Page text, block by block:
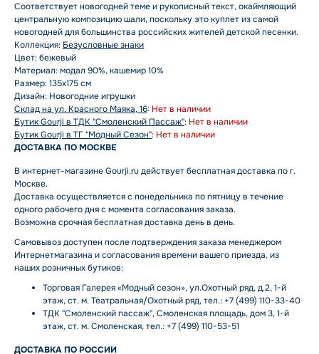
Соответствует новогодней теме и рукописный текст, окаймляющий
центральную композицию шали, поскольку это куплет из самой
новогодней для большинства российских жителей детской песенки.
Коллекция: Безусловные знаки
Цвет: бежевый
Материал: модал 90%, кашемир 10%
Размер: 135x175 см
Дизайн: Новогодние игрушки
Склад на ул. Красного Маяка, 16: Нет в наличии
Бутик Gourji в ТДК "Смоленский Пассаж": Нет в наличии
Бутик Gourji в ТГ "Модный Сезон": Нет в наличии
ДОСТАВКА ПО МОСКВЕ
В интернет-магазине Gourji.ru действует бесплатная доставка по г.
Москве.
Доставка осуществляется с понедельника по пятницу в течение
одного рабочего дня с момента согласования заказа.
Возможна срочная бесплатная доставка день в день.
Самовывоз доступен после подтверждения заказа менеджером
Интернетмагазина и согласования времени вашего приезда, из
наших розничных бутиков:
Торговая Галерея «Модный сезон», ул.Охотный ряд, д.2, 1-й
этаж, ст. м. Театральная/Охотный ряд, тел.: +7 (499) 110-33-40
ТДК "Смоленский пассаж", Смоленская площадь, дом 3, 1-й
этаж, ст. м. Смоленская, тел.: +7 (499) 110-53-51
ДОСТАВКА ПО РОССИИ